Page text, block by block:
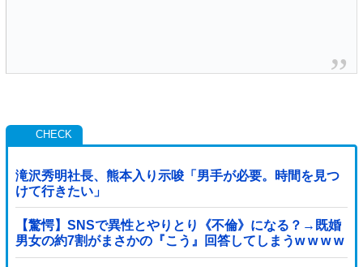
滝沢秀明社長、熊本入り示唆「男手が必要。時間を見つ
けて行きたい」
【驚愕】SNSで異性とやりとり《不倫》になる？→既婚
男女の約7割がまさかの『こう』回答してしまうw w w w
w w w w